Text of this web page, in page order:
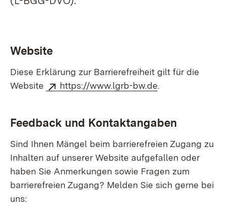
Website
Diese Erklärung zur Barrierefreiheit gilt für die
Website
https://www.lgrb-bw.de.
Feedback und Kontaktangaben
Sind Ihnen Mängel beim barrierefreien Zugang zu
Inhalten auf unserer Website aufgefallen oder
haben Sie Anmerkungen sowie Fragen zum
barrierefreien Zugang? Melden Sie sich gerne bei
uns: